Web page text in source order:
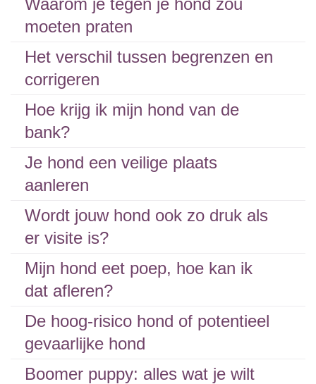
Waarom je tegen je hond zou
moeten praten
Het verschil tussen begrenzen en
corrigeren
Hoe krijg ik mijn hond van de
bank?
Je hond een veilige plaats
aanleren
Wordt jouw hond ook zo druk als
er visite is?
Mijn hond eet poep, hoe kan ik
dat afleren?
De hoog-risico hond of potentieel
gevaarlijke hond
Boomer puppy: alles wat je wilt